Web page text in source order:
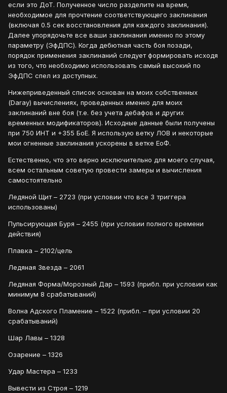
если это ДоТ. Полученное число разделите на время,
необходимое для прочтение соответствующего заклинания
(включая 0.5 сек восстановления для каждого заклинания).
Далее упорядочьте все ваши заклинания именно по этому
параметру (ЭфДПС). Когда дебютная часть боя позади,
порядок применения заклинаний следует формировать исходя
из того, что необходимо использовать самый высокий по
ЭфДПС спел из доступных.
Нижеприведенный список основан на моих собственных
(Daray) вычислениях, проведенных именно для моих
заклинаний вне боя (т.е. без учета дебафов и других
временных модификаторов). Исходные данные были получены
при 750 ИНТ и +355 БоЕ. Я использую ветку ЛОВ и некоторые
мои огненные заклинания ускорены в ветке ЕоФ.
Естественно, что это верно исключительно для моего случая,
всем остальным советую провести замеры и вычисления
самостоятельно
Ледяной Щит – 2723 (при условии что все 3 триггера
использованы)
Пульсирующая Буря – 2455 (при условии полного времени
действия)
Плавка – 2102/цель
Ледяная Звезда – 2061
Ледяная Форма/Морозный Дар – 1593 (прибл. при условии как
минимум 8 срабатываний)
Волна Адского Пламениe – 1522 (прибл. – при условии 20
срабатываний)
Шар Лавы – 1328
Озарение – 1326
Удар Мастера – 1233
Вывести из Строя – 1219